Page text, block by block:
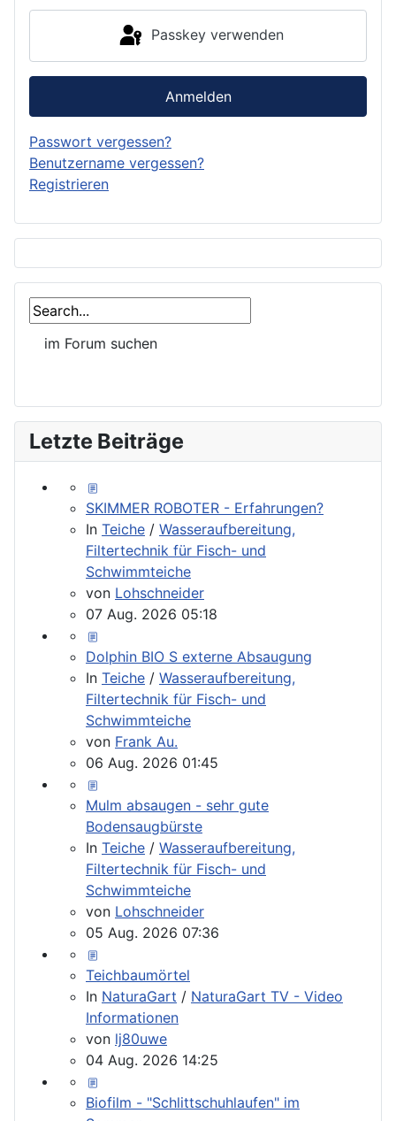
Passkey verwenden
Anmelden
Passwort vergessen?
Benutzername vergessen?
Registrieren
Letzte Beiträge
SKIMMER ROBOTER - Erfahrungen?
In Teiche / Wasseraufbereitung,
Filtertechnik für Fisch- und
Schwimmteiche
von Lohschneider
07 Aug. 2026 05:18
Dolphin BIO S externe Absaugung
In Teiche / Wasseraufbereitung,
Filtertechnik für Fisch- und
Schwimmteiche
von Frank Au.
06 Aug. 2026 01:45
Mulm absaugen - sehr gute
Bodensaugbürste
In Teiche / Wasseraufbereitung,
Filtertechnik für Fisch- und
Schwimmteiche
von Lohschneider
05 Aug. 2026 07:36
Teichbaumörtel
In NaturaGart / NaturaGart TV - Video
Informationen
von lj80uwe
04 Aug. 2026 14:25
Biofilm - "Schlittschuhlaufen" im